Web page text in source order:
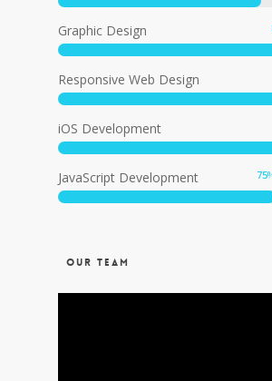
Graphic Design
Responsive Web Design
iOS Development
JavaScript Development 75
OUR TEAM